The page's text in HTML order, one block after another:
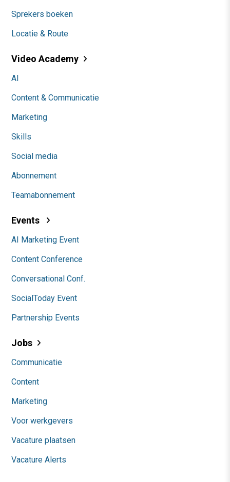
Sprekers boeken
Locatie & Route
Video Academy
AI
Content & Communicatie
Marketing
Skills
Social media
Abonnement
Teamabonnement
Events
AI Marketing Event
Content Conference
Conversational Conf.
SocialToday Event
Partnership Events
Jobs
Communicatie
Content
Marketing
Voor werkgevers
Vacature plaatsen
Vacature Alerts